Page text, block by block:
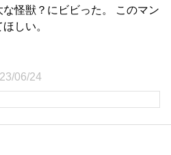
な怪獣？にビビった。 このマン
しい。
06/24